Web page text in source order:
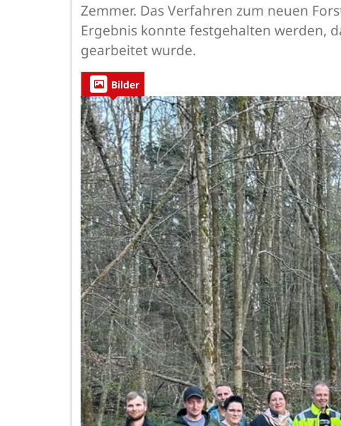
Zemmer. Das Verfahren zum neuen
Ergebnis konnte festgehalten werden,
gearbeitet wurde.
Bilder